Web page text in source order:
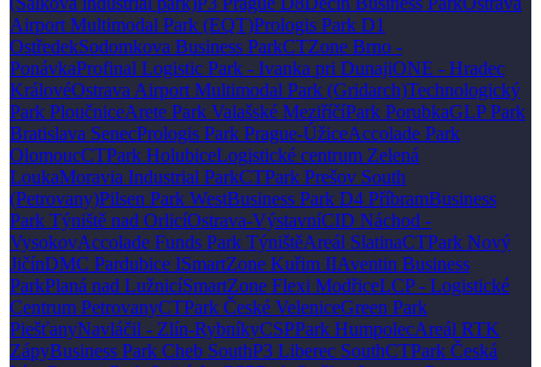
Airport Multimodal Park (EQT)Prologis Park D1
OstředekSodomkova Business ParkCTZone Brno -
PonávkaProfinal Logistic Park - Ivanka pri DunajiONE - Hradec
KrálovéOstrava Airport Multimodal Park (Gridarch)Technologický
Park PloučniceArete Park Valašské MeziříčíPark PorubkaGLP Park
Bratislava SenecPrologis Park Prague-ÚžiceAccolade Park
OlomoucCTPark HolubiceLogistické centrum Zelená
LoukaMoravia Industrial ParkCTPark Prešov South
(Petrovany)Pilsen Park WestBusiness Park D4 PříbramBusiness
Park Týniště nad OrlicíOstrava-VýstavníCID Náchod -
VysokovAccolade Funds Park TýništěAreál SlatinaCTPark Nový
JičínDMC Pardubice ISmartZone Kuřim IIAventin Business
ParkPlaná nad LužnicíSmartZone Flexi ModřiceLCP - Logistické
Centrum PetrovanyCTPark České VeleniceGreen Park
PiešťanyNavláčil - Zlín-RybníkyCSPPark HumpolecAreál RTK
ZápyBusiness Park Cheb SouthP3 Liberec SouthCTPark Česká